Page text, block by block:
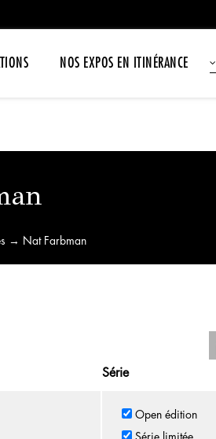
NOS EXPOS EN ITINÉRANCE
→ Nat Farbman
Série
Open édition